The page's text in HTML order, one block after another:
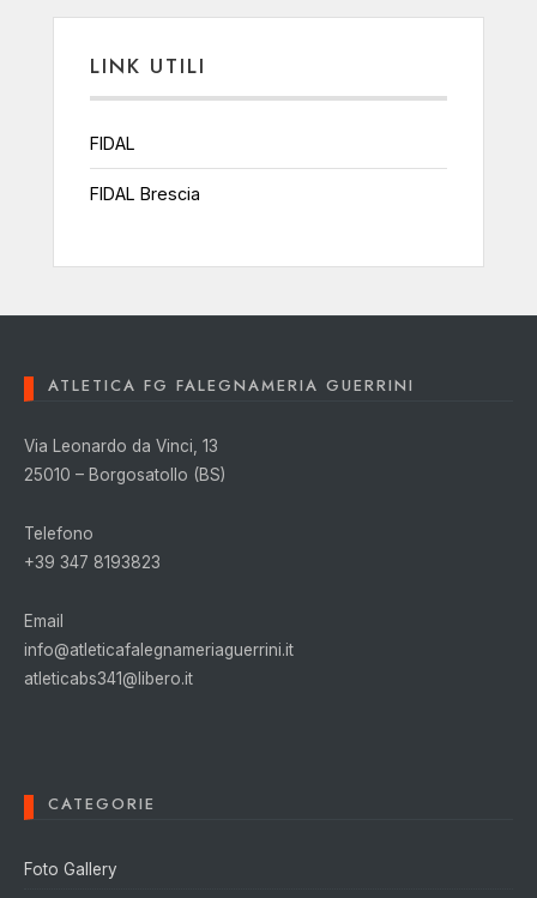
LINK UTILI
FIDAL
FIDAL Brescia
ATLETICA FG FALEGNAMERIA GUERRINI
Via Leonardo da Vinci, 13
25010 – Borgosatollo (BS)
Telefono
+39 347 8193823
Email
info@atleticafalegnameriaguerrini.it
atleticabs341@libero.it
CATEGORIE
Foto Gallery